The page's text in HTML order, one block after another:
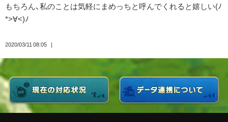
もちろん、私のことは気軽にまめっちと呼んでくれると嬉しい(ﾉ
*>∀<)ﾉ
2020/03/11 08:05